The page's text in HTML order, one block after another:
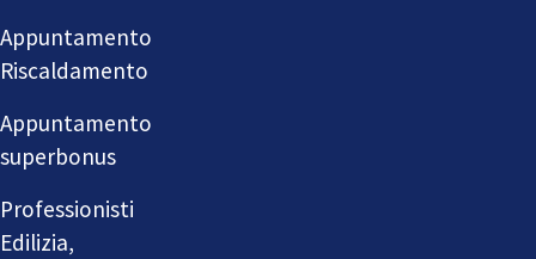
Appuntamento
Riscaldamento
Appuntamento
superbonus
Professionisti
Edilizia,